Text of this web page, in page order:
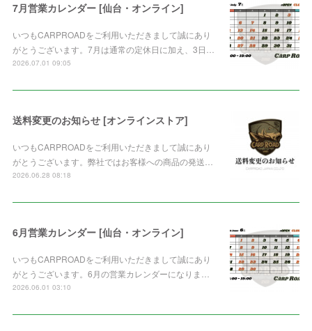
7月営業カレンダー [仙台・オンライン]
いつもCARPROADをご利用いただきまして誠にあり
がとうございます。7月は通常の定休日に加え、3日…
2026.07.01 09:05
送料変更のお知らせ [オンラインストア]
いつもCARPROADをご利用いただきまして誠にあり
がとうございます。弊社ではお客様への商品の発送…
2026.06.28 08:18
6月営業カレンダー [仙台・オンライン]
いつもCARPROADをご利用いただきまして誠にあり
がとうございます。6月の営業カレンダーになりま…
2026.06.01 03:10